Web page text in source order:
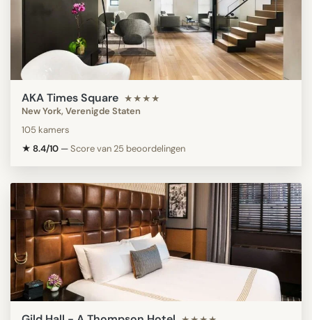
AKA Times Square ★★★★
New York, Verenigde Staten
105 kamers
★ 8.4/10 —Score van 25 beoordelingen